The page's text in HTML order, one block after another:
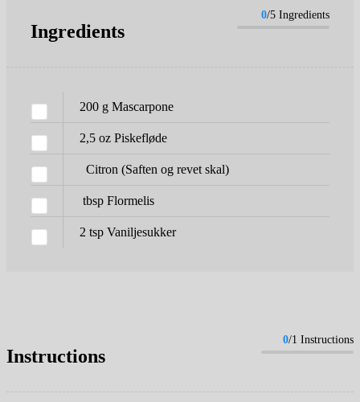
Ingredients
0/5 Ingredients
200 g Mascarpone
2,5 oz Piskefløde
Citron (Saften og revet skal)
tbsp Flormelis
2 tsp Vaniljesukker
Instructions
0/1 Instructions